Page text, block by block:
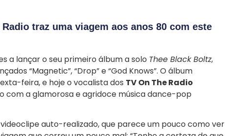
traz uma viagem aos anos 80 com este
a lançar o seu primeiro álbum a solo Thee Black Boltz,
“Magnetic”, “Drop” e “God Knows”. O álbum
feira, e hoje o vocalista dos TV On The Radio
com a glamorosa e agridoce música dance-pop
auto-realizado, que parece um pouco como ver